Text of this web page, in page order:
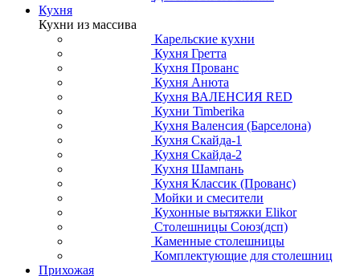
Кухня
Кухни из массива
Карельские кухни
Кухня Гретта
Кухня Прованс
Кухня Анюта
Кухня ВАЛЕНСИЯ RED
Кухни Timberika
Кухня Валенсия (Барселона)
Кухня Скайда-1
Кухня Скайда-2
Кухня Шампань
Кухня Классик (Прованс)
Мойки и смесители
Кухонные вытяжки Elikor
Столешницы Союз(дсп)
Каменные столешницы
Комплектующие для столешниц
Прихожая